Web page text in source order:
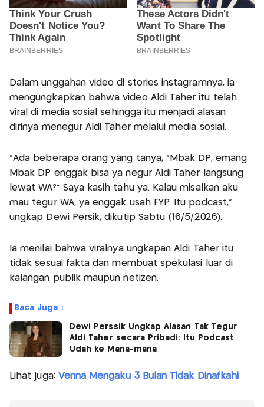
Dalam unggahan video di stories instagramnya, ia
mengungkapkan bahwa video Aldi Taher itu telah
viral di media sosial sehingga itu menjadi alasan
dirinya menegur Aldi Taher melalui media sosial.
“Ada beberapa orang yang tanya, "Mbak DP, emang
Mbak DP enggak bisa ya negur Aldi Taher langsung
lewat WA?" Saya kasih tahu ya. Kalau misalkan aku
mau tegur WA, ya enggak usah FYP. Itu podcast,”
ungkap Dewi Persik, dikutip Sabtu (16/5/2026).
Ia menilai bahwa viralnya ungkapan Aldi Taher itu
tidak sesuai fakta dan membuat spekulasi luar di
kalangan publik maupun netizen.
Baca Juga :
Dewi Perssik Ungkap Alasan Tak Tegur
Aldi Taher secara Pribadi: Itu Podcast
Udah ke Mana-mana
Lihat juga: Venna Mengaku 3 Bulan Tidak Dinafkahi